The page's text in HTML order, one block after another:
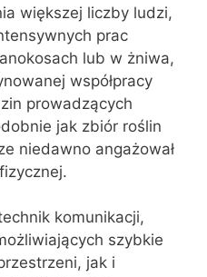
większej liczby ludzi,
prac
lub w żniwa,
współpracy
prowadzących
jak zbiór roślin
niedawno angażował
komunikacji,
szybkie
jak i